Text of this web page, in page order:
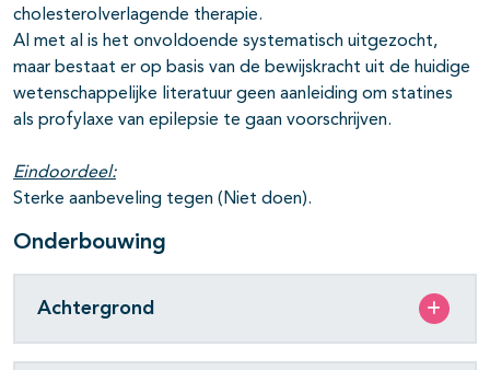
cholesterolverlagende therapie.
Al met al is het onvoldoende systematisch uitgezocht,
maar bestaat er op basis van de bewijskracht uit de huidige
wetenschappelijke literatuur geen aanleiding om statines
als profylaxe van epilepsie te gaan voorschrijven.
Eindoordeel:
Sterke aanbeveling tegen (Niet doen).
Onderbouwing
Achtergrond